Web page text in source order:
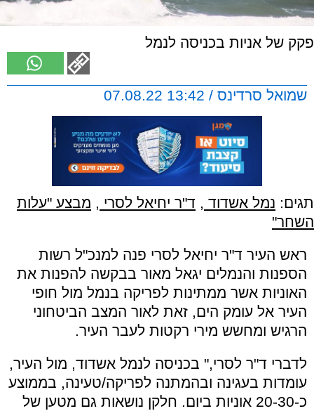
פקק של אניות בכניסה לנמל
שמואל סרדינס / 13:42 07.08.22
תגים: נמל אשדוד , ד"ר יחיאל לסרי , מבצע "עלות
השחר"
ראש העיר ד"ר יחיאל לסרי פנה למנכ"ל רשות
הספנות והנמלים יגאל מאור בבקשה להפנות את
האוניות אשר ממתינות לפריקה בנמל מול חופי
העיר אל עומק הים, זאת לאור המצב הביטחוני
הרגיש ומחשש מירי רקטות לעבר העיר.
לדברי ד"ר לסרי," בכניסה לנמל אשדוד, מול העיר,
עומדות בעגינה ובהמתנה לפריקה/טעינה, בממוצע
כ-20-30 אוניות ביום. חלקן נושאות גם מטען של